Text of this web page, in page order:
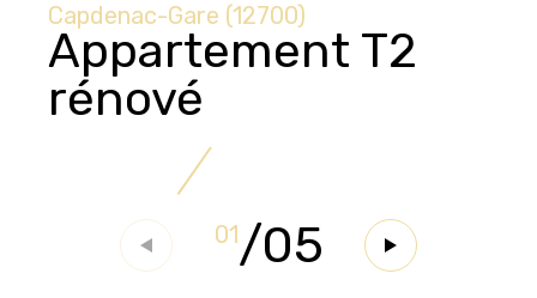
Capdenac-Gare (12700)
Appartement T2
rénové
01/05